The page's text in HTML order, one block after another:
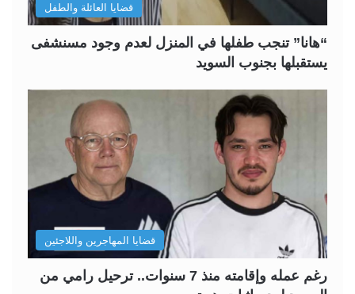
قضايا العائلة والطفل
“هانا” تنجب طفلها في المنزل لعدم وجود مسنشفى
يستقبلها بجنوب السويد
قضايا المهاجرين واللاجئين
رغم عمله وإقامته منذ 7 سنوات.. ترحيل رامي من